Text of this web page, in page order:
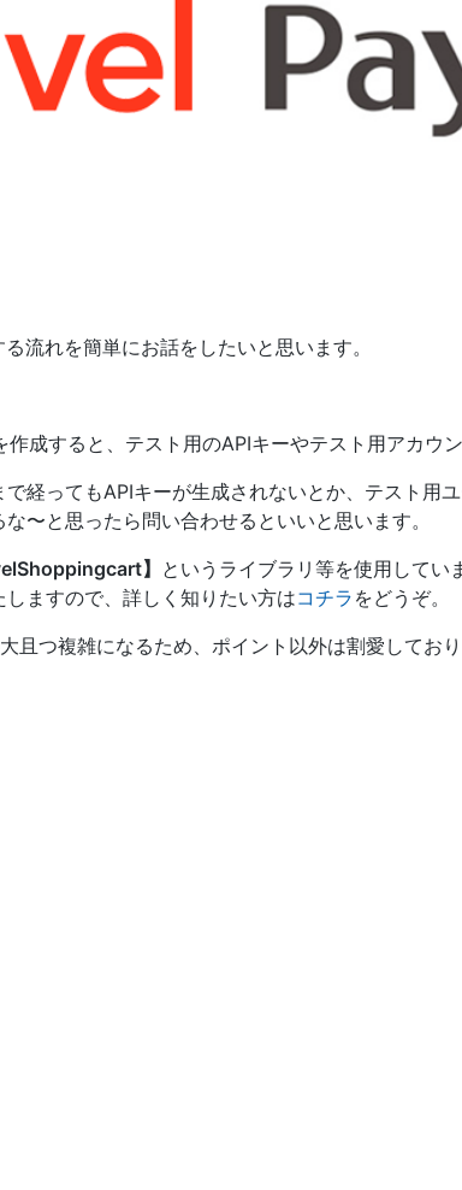
流れを簡単にお話をしたいと思います。
成すると、テスト用のAPIキーやテスト用アカウン
経ってもAPIキーが生成されないとか、テスト用
〜と思ったら問い合わせるといいと思います。
】 というライブラリ等を使用してい
ますので、詳しく知りたい方はコチラ をどうぞ。
且つ複雑になるため、ポイント以外は割愛してお